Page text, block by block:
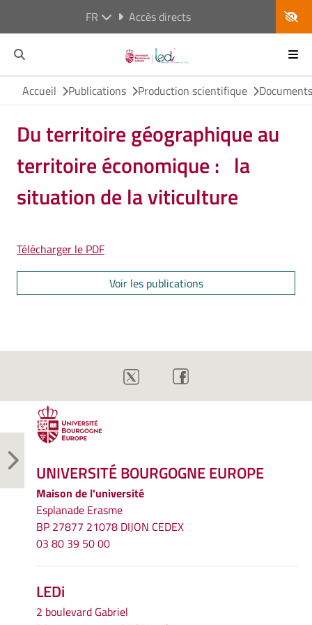
FR Accès directs
Accueil Publications Production scientifique
Du territoire géographique au
territoire économique : la
situation de la viticulture
Télécharger le PDF
Voir les publications
UNIVERSITÉ BOURGOGNE EUROPE
Maison de l'université
Esplanade Erasme
BP 27877 21078 DIJON CEDEX
03 80 39 50 00
LEDi
2 boulevard Gabriel